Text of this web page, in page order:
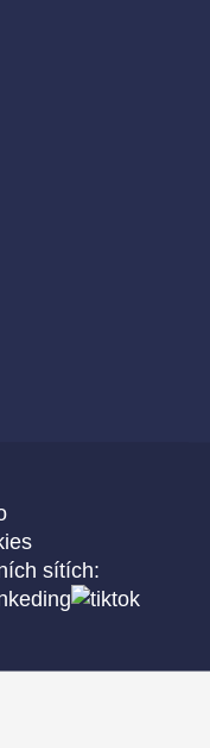
sítích: